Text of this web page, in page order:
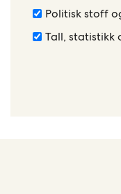
Politisk stoff
Tall, statistikk